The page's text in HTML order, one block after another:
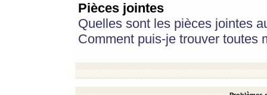
Pièces jointes
Quelles sont les pièces jointes
Comment puis-je trouver toutes